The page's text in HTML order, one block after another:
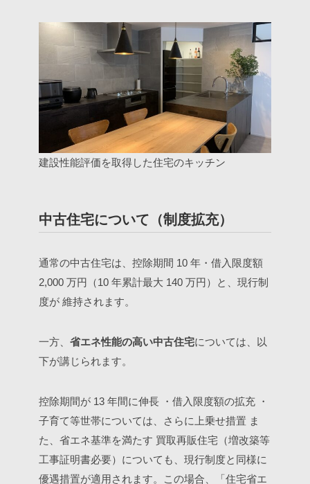
建設性能評価を取得した住宅のキッチン
中古住宅について（制度拡充）
通常の中古住宅は、控除期間 10 年・借入限度額
2,000 万円（10 年累計最大 140 万円）と、現行制
度が 維持されます。
一方、 省エネ性能の高い中古住宅については、以
下が講じられます。
控除期間が 13 年間に伸長 ・借入限度額の拡充 ・
子育て等世帯については、さらに上乗せ措置 ま
た、省エネ基準を満たす 買取再販住宅（増改築等
工事証明書必要）についても、現行制度と同様に
優遇措置が適用されます。この場合、「住宅省エ